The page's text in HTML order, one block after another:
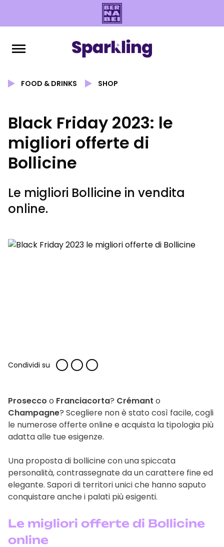
FOOD & DRINKS SHOP
Black Friday 2023: le
migliori offerte di
Bollicine
Le migliori Bollicine in vendita
online.
Condividi su
Prosecco o Franciacorta? Crémant o
Champagne? Scegliere non è stato così facile, cogli
le numerose offerte online e acquista la tipologia più
adatta alle tue esigenze.
Una proposta di bollicine con una spiccata
personalità, contrassegnate da un carattere fine ed
elegante. Sapori di territori unici che hanno saputo
conquistare anche i palati più esigenti.
Le migliori offerte di Bollicine
online